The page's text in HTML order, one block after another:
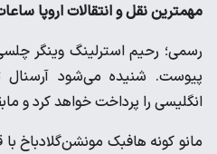
مهمترین نقل و انتقالات اروپا
رسمی؛ رحیم استرلینگ وینگر
پیوست. شنیده می‌شود آرسنال
انگلیسی را پرداخت خواهد کرد و